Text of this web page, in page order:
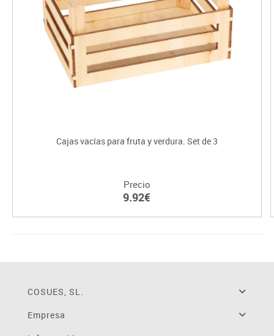
Cajas vacías para fruta y verdura. Set de 3
Precio
9.92€
COSUES, SL.
Empresa